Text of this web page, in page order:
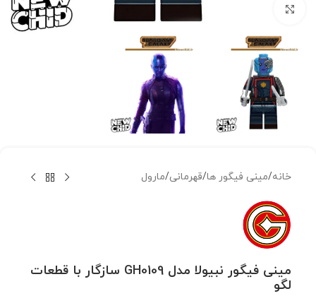
خانه/مینی فیگور ها/قهرمانی/مارول
مینی فیگور نبیولا مدل GH0109 سازگار با قطعات
لگو